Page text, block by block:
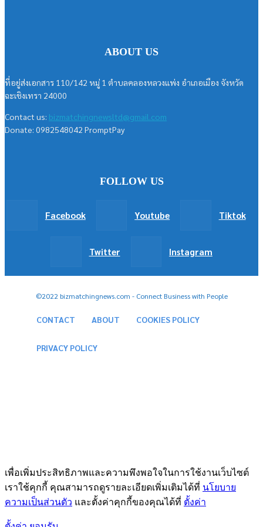
ABOUT US
ที่อยู่ส่งเอกสาร 110/142 หมู่ 1 ตำบลคลองหลวงแพ่ง อำเภอเมือง จังหวัด
ฉะเชิงเทรา 24000
Contact us: bizmatchingnewsltd@gmail.com
Donate: 0982548042 PromptPay
FOLLOW US
Facebook Youtube Tiktok
Twitter Instagram
©2022 bizmatchingnews.com - Connect Business with People
CONTACT ABOUT COOKIES POLICY
PRIVACY POLICY
เพื่อเพิ่มประสิทธิภาพและความพึงพอใจในการใช้งานเว็บไซต์
เราใช้คุกกี้ คุณสามารถดูรายละเอียดเพิ่มเติมได้ที่ นโยบาย
ความเป็นส่วนตัว และตั้งค่าคุกกี้ของคุณได้ที่ ตั้งค่า